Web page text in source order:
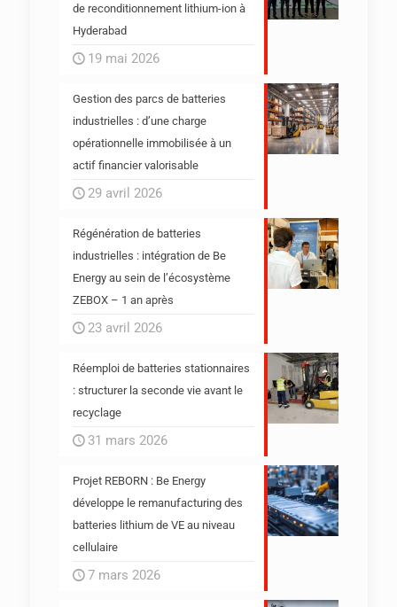
de reconditionnement lithium-ion à
Hyderabad
19 mai 2026
Gestion des parcs de batteries
industrielles : d’une charge
opérationnelle immobilisée à un
actif financier valorisable
29 avril 2026
Régénération de batteries
industrielles : intégration de Be
Energy au sein de l’écosystème
ZEBOX – 1 an après
23 avril 2026
Réemploi de batteries stationnaires
: structurer la seconde vie avant le
recyclage
31 mars 2026
Projet REBORN : Be Energy
développe le remanufacturing des
batteries lithium de VE au niveau
cellulaire
7 mars 2026